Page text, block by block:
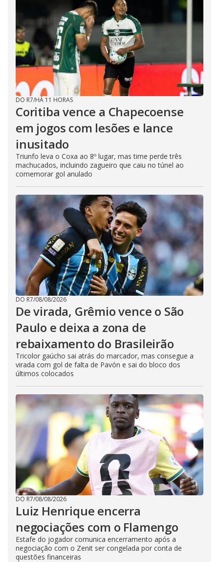
DO R7/HÁ 11 HORAS
Coritiba vence a Chapecoense
em jogos com lesões e lance
inusitado
Triunfo leva o Coxa ao 8º lugar, mas time perde três
machucados, incluindo zagueiro que caiu no túnel ao
comemorar gol anulado
DO R7/08/08/2026
De virada, Grêmio vence o São
Paulo e deixa a zona de
rebaixamento do Brasileirão
Tricolor gaúcho sai atrás do marcador, mas consegue a
virada com gol de falta de Pavón e sai do bloco dos
últimos colocados
DO R7/08/08/2026
Luiz Henrique encerra
negociações com o Flamengo
Estafe do jogador comunica encerramento após a
negociação com o Zenit ser congelada por conta de
questões financeiras